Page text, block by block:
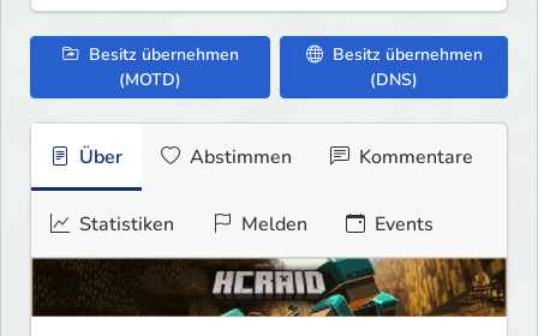
Besitz übernehmen
(MOTD)
Besitz übernehmen
(DNS)
Über Abstimmen Kommentare
Statistiken Melden Events